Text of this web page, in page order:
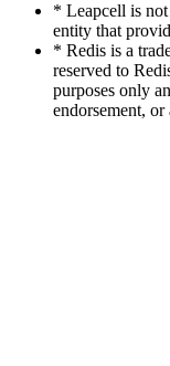
* Leapcell is
entity that
* Redis is a
reserved to
purposes only
endorsement,